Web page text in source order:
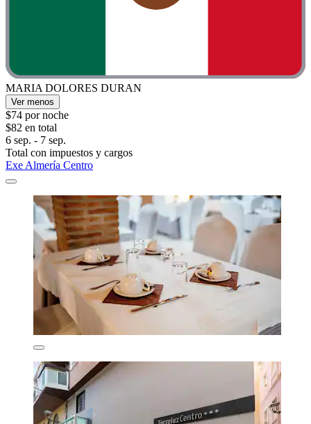
MARIA DOLORES DURAN
Ver menos
$74 por noche
$82 en total
6 sep. - 7 sep.
Total con impuestos y cargos
Exe Almería Centro